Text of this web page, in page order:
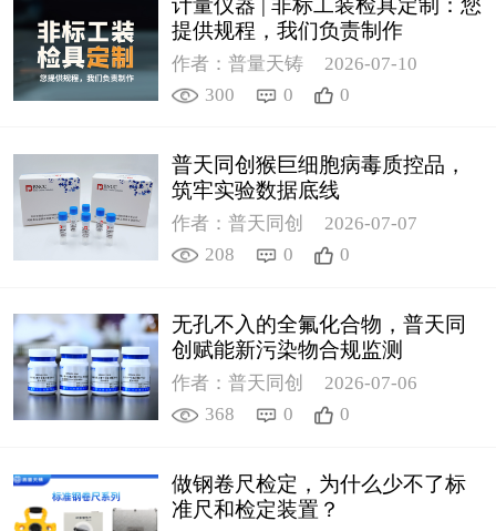
提供规程，我们负责制作
作者：普量天铸
2026-07-10
300
0 0
普天同创猴巨细胞病毒质控品，
筑牢实验数据底线
作者：普天同创
2026-07-07
208
0 0
无孔不入的全氟化合物，普天同
创赋能新污染物合规监测
作者：普天同创
2026-07-06
368
0 0
做钢卷尺检定，为什么少不了标
准尺和检定装置？